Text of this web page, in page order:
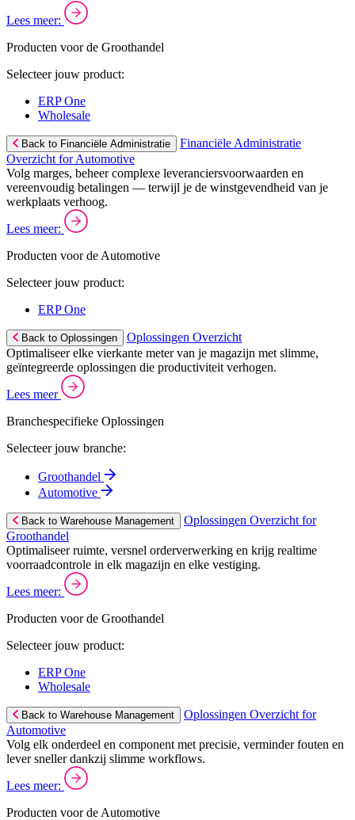
Lees meer:
Producten voor de Groothandel
Selecteer jouw product:
ERP One
Wholesale
Back to Financiële Administratie
Financiële Administratie
Overzicht for Automotive
Volg marges, beheer complexe leveranciersvoorwaarden en
vereenvoudig betalingen — terwijl je de winstgevendheid van je
werkplaats verhoog.
Lees meer:
Producten voor de Automotive
Selecteer jouw product:
ERP One
Back to Oplossingen
Oplossingen Overzicht
Optimaliseer elke vierkante meter van je magazijn met slimme,
geïntegreerde oplossingen die productiviteit verhogen.
Lees meer
Branchespecifieke Oplossingen
Selecteer jouw branche:
Groothandel
Automotive
Back to Warehouse Management
Oplossingen Overzicht for
Groothandel
Optimaliseer ruimte, versnel orderverwerking en krijg realtime
voorraadcontrole in elk magazijn en elke vestiging.
Lees meer:
Producten voor de Groothandel
Selecteer jouw product:
ERP One
Wholesale
Back to Warehouse Management
Oplossingen Overzicht for
Automotive
Volg elk onderdeel en component met precisie, verminder fouten en
lever sneller dankzij slimme workflows.
Lees meer:
Producten voor de Automotive